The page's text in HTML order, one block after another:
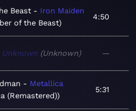
Beast
Iron Maiden
of the Beast
4:50
Unknown Unknown —
Metallica
(Remastered)
5:31